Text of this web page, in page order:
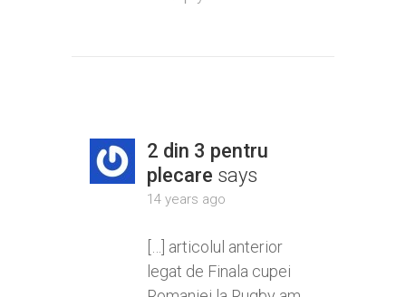
2 din 3 pentru
plecare says
14 years ago
[…] articolul anterior
legat de Finala cupei